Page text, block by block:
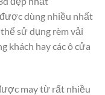
dùng nhiều nhất
sử dụng rèm vải
khách hay các ô cửa
may từ rất nhiều